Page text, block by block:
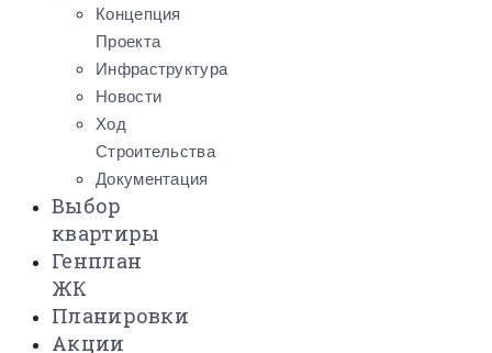
Концепция
Проекта
Инфраструктура
Новости
Ход
Строительства
Документация
Выбор
квартиры
Генплан
ЖК
Планировки
Акции